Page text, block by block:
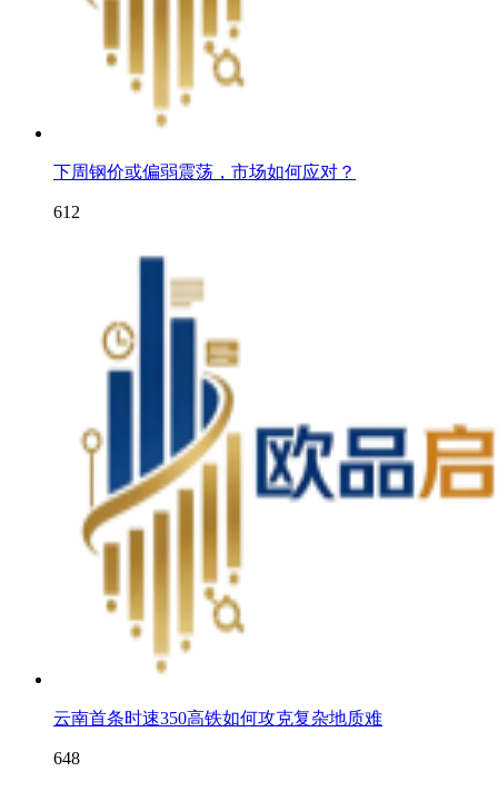
下周钢价或偏弱震荡，市场如何应对？
612
云南首条时速350高铁如何攻克复杂地质难
648